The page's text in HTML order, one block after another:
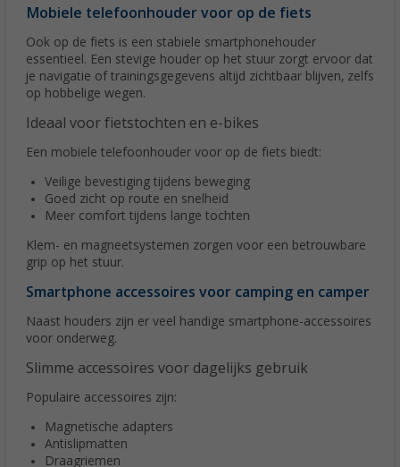
Mobiele telefoonhouder voor op de fiets
Ook op de fiets is een stabiele smartphonehouder
essentieel. Een stevige houder op het stuur zorgt ervoor dat
je navigatie of trainingsgegevens altijd zichtbaar blijven, zelfs
op hobbelige wegen.
Ideaal voor fietstochten en e-bikes
Een mobiele telefoonhouder voor op de fiets biedt:
Veilige bevestiging tijdens beweging
Goed zicht op route en snelheid
Meer comfort tijdens lange tochten
Klem- en magneetsystemen zorgen voor een betrouwbare
grip op het stuur.
Smartphone accessoires voor camping en camper
Naast houders zijn er veel handige smartphone-accessoires
voor onderweg.
Slimme accessoires voor dagelijks gebruik
Populaire accessoires zijn:
Magnetische adapters
Antislipmatten
Draagriemen